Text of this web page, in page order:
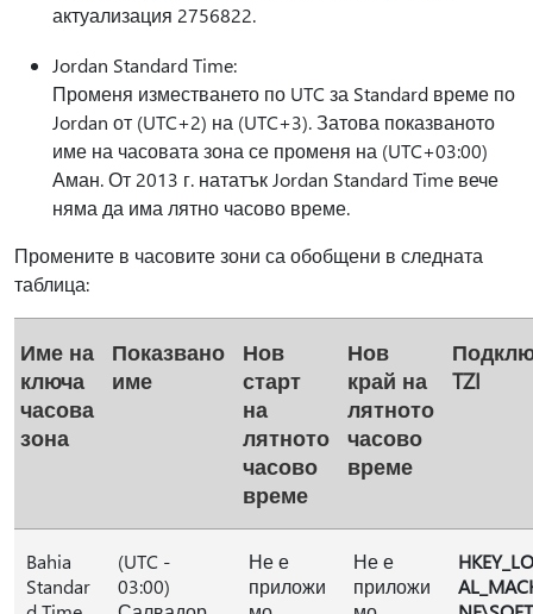
актуализация 2756822.
Jordan Standard Time:
Променя изместването по UTC за Standard време по
Jordan от (UTC+2) на (UTC+3). Затова показваното
име на часовата зона се променя на (UTC+03:00)
Аман. От 2013 г. нататък Jordan Standard Time вече
няма да има лятно часово време.
Промените в часовите зони са обобщени в следната
таблица:
Име на
ключа
часова
зона
Показвано
име
Нов
старт
на
лятното
часово
време
Нов
край на
лятното
часово
време
TZI
Bahia
Standar
(UTC -
03:00)
Не е
приложи
Не е
приложи